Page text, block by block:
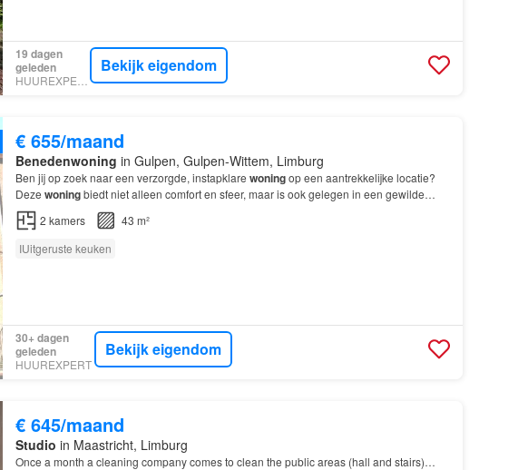
19 dagen
geleden
HUUREXPERT
Bekijk eigendom
€ 655/maand
Benedenwoning in Gulpen, Gulpen-Wittem, Limburg
Ben jij op zoek naar een verzorgde, instapklare woningop een aantrekkelijke locatie?
Deze woningbiedt niet alleen comfort en sfeer, maar is ook gelegen in een gewilde
woonomgeving CENTRUM GULPEN.…
2 kamers
43 m²
IUitgeruste keuken
30+ dagen
geleden
HUUREXPERT
Bekijk eigendom
€ 645/maand
Studio in Maastricht, Limburg
Once a month a cleaning company comes to clean the public areas (hall and stairs)…